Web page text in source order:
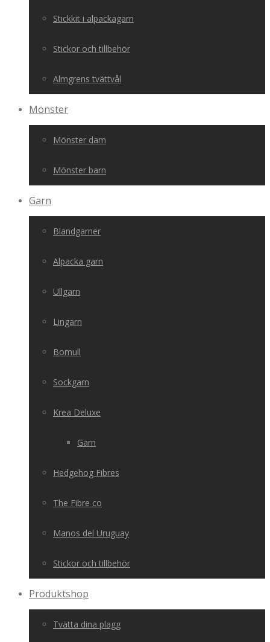
Stickkit i alpackagarn
Stickor och tillbehör
Almgrens tvättvål
Mönster
Mönster dam
Mönster barn
Garn
Blandgarner
Alpacka garn
Ullgarn
Lingarn
Bomull
Sockgarn
Krea Deluxe
Garn
Hedgehog Fibres
The Fibre co
Manos del Uruguay
Stickor och tillbehör
Produktshop
Tvätta dina plagg